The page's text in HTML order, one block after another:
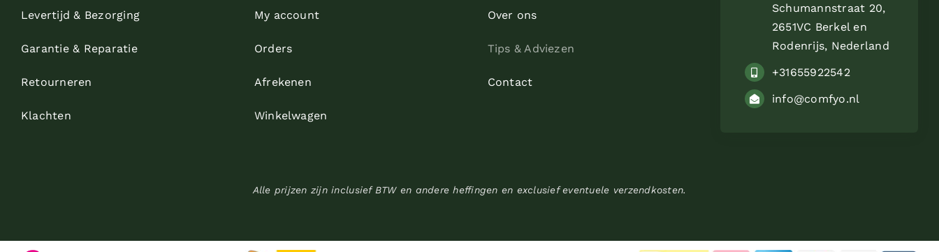
Levertijd & Bezorging
Garantie & Reparatie
Retourneren
Klachten
My account
Orders
Afrekenen
Winkelwagen
Over ons
Tips & Adviezen
Contact
Schumannstraat 20,
2651VC Berkel en
Rodenrijs, Nederland
+31655922542
info@comfyo.nl
Alle prijzen zijn inclusief BTW en andere heffingen en exclusief eventuele verzendkosten.